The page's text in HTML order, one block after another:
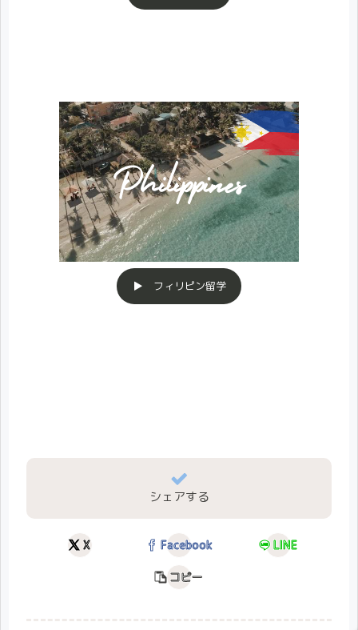
▶ フィリピン留学
シェアする
X Facebook LINE
コピー